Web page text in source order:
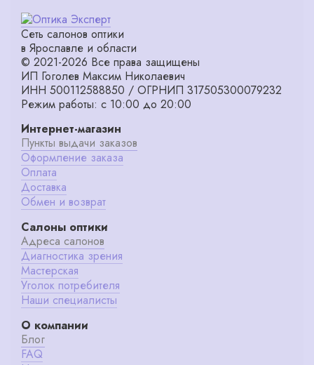
Сеть салонов оптики
в Ярославле и области
© 2021-2026 Все права защищены
ИП Гоголев Максим Николаевич
ИНН 500112588850 / ОГРНИП 317505300079232
Режим работы: с 10:00 до 20:00
Интернет-магазин
Пункты выдачи заказов
Оформление заказа
Оплата
Доставка
Обмен и возврат
Салоны оптики
Адреса салонов
Диагностика зрения
Мастерская
Уголок потребителя
Наши специалисты
О компании
Блог
FAQ